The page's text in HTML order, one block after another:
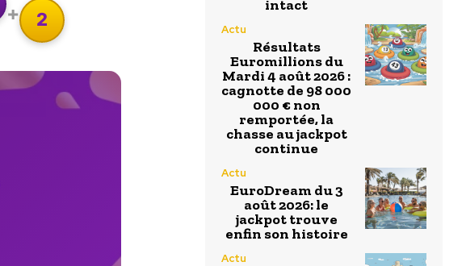
+ 2
intact
Actu
Résultats
Euromillions du
Mardi 4 août 2026 :
cagnotte de 98 000
000 € non
remportée, la
chasse au jackpot
continue
Actu
EuroDream du 3
août 2026: le
jackpot trouve
enfin son histoire
Actu